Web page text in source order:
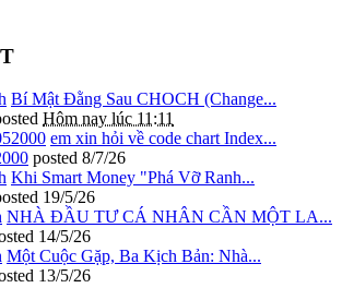
Bí Mật Đằng Sau CHOCH (Change...
Hôm nay lúc 11:11
em xin hỏi về code chart Index...
posted 8/7/26
Khi Smart Money "Phá Vỡ Ranh...
19/5/26
NHÀ ĐẦU TƯ CÁ NHÂN CẦN MỘT LA...
14/5/26
Một Cuộc Gặp, Ba Kịch Bản: Nhà...
13/5/26